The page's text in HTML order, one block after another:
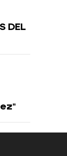
DEL